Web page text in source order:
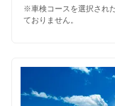
※車検コースを選択され
ておりません。